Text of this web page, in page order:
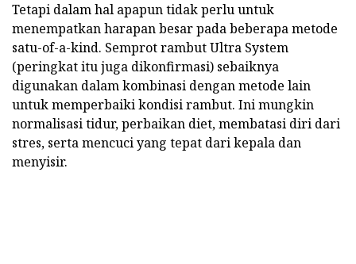
Tetapi dalam hal apapun tidak perlu untuk
menempatkan harapan besar pada beberapa metode
satu-of-a-kind. Semprot rambut Ultra System
(peringkat itu juga dikonfirmasi) sebaiknya
digunakan dalam kombinasi dengan metode lain
untuk memperbaiki kondisi rambut. Ini mungkin
normalisasi tidur, perbaikan diet, membatasi diri dari
stres, serta mencuci yang tepat dari kepala dan
menyisir.